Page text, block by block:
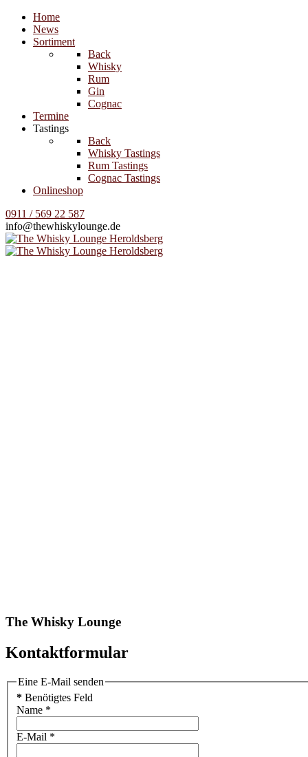
Home
News
Sortiment
Back
Whisky
Rum
Gin
Cognac
Termine
Tastings
Back
Whisky Tastings
Rum Tastings
Cognac Tastings
Onlineshop
0911 / 569 22 587
info@thewhiskylounge.de
The Whisky Lounge
Kontaktformular
Eine E-Mail senden
* Benötigtes Feld
Name *
E-Mail *